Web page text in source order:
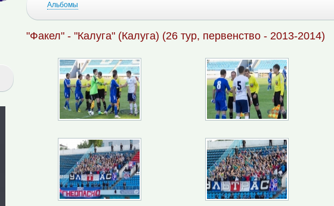
Альбомы
"Факел" - "Калуга" (Калуга) (26 тур, первенство - 2013-2014)